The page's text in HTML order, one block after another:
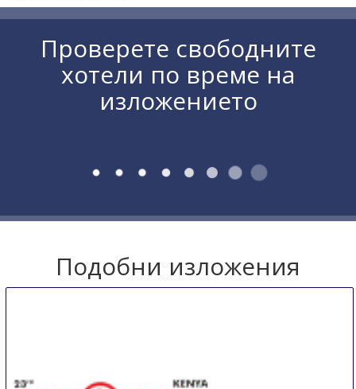
Проверете свободните
хотели по време на
изложението
Подобни изложения